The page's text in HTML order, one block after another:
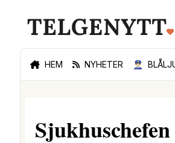
HEM NYHETER 👮🏻‍♂️